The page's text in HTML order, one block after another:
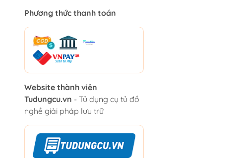
Phương thức thanh toán
Website thành viên
Tudungcu.vn - Tủ dụng cụ tủ đồ
nghề giải pháp lưu trữ